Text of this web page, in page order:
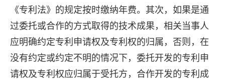
《专利法》的规定按时缴纳年费。其次，如果是通
过委托或合作的方式取得的技术成果，相关当事人
应明确约定专利申请权及专利权的归属，否则，在
没有约定或约定不明的情况下，委托开发的专利申
请权及专利权应归属于受托方，合作开发的专利成